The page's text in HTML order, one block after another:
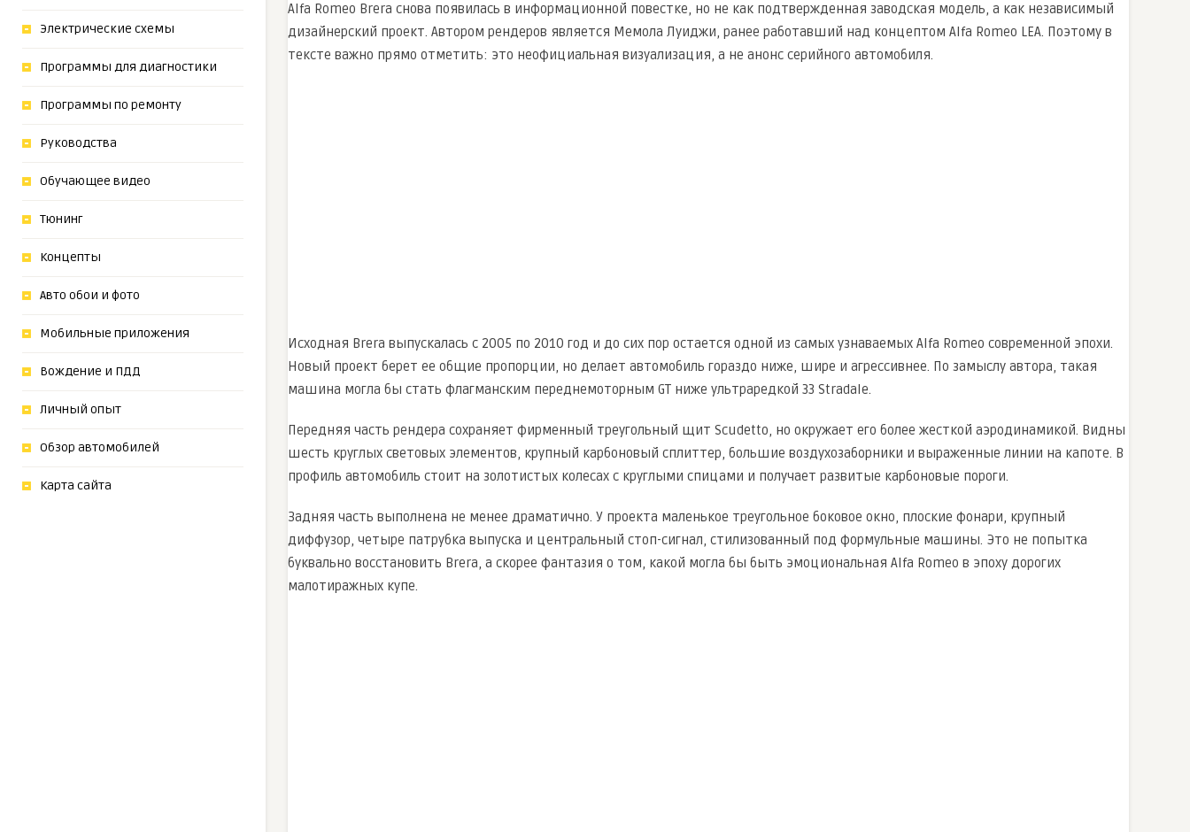
Электрические схемы
Программы для диагностики
Программы по ремонту
Руководства
Обучающее видео
Тюнинг
Концепты
Авто обои и фото
Мобильные приложения
Вождение и ПДД
Личный опыт
Обзор автомобилей
Карта сайта
Alfa Romeo Brera снова появилась в информационной повестке, но не как подтвержденная заводская модель, а как независимый
дизайнерский проект. Автором рендеров является Мемола Луиджи, ранее работавший над концептом Alfa Romeo LEA. Поэтому в
тексте важно прямо отметить: это неофициальная визуализация, а не анонс серийного автомобиля.
Исходная Brera выпускалась с 2005 по 2010 год и до сих пор остается одной из самых узнаваемых Alfa Romeo современной эпохи.
Новый проект берет ее общие пропорции, но делает автомобиль гораздо ниже, шире и агрессивнее. По замыслу автора, такая
машина могла бы стать флагманским переднемоторным GT ниже ультраредкой 33 Stradale.
Передняя часть рендера сохраняет фирменный треугольный щит Scudetto, но окружает его более жесткой аэродинамикой. Видны
шесть круглых световых элементов, крупный карбоновый сплиттер, большие воздухозаборники и выраженные линии на капоте. В
профиль автомобиль стоит на золотистых колесах с круглыми спицами и получает развитые карбоновые пороги.
Задняя часть выполнена не менее драматично. У проекта маленькое треугольное боковое окно, плоские фонари, крупный
диффузор, четыре патрубка выпуска и центральный стоп-сигнал, стилизованный под формульные машины. Это не попытка
буквально восстановить Brera, а скорее фантазия о том, какой могла бы быть эмоциональная Alfa Romeo в эпоху дорогих
малотиражных купе.